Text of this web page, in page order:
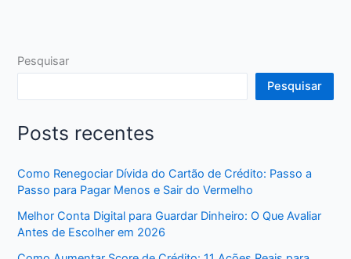
Pesquisar
Pesquisar
Posts recentes
Como Renegociar Dívida do Cartão de Crédito: Passo a
Passo para Pagar Menos e Sair do Vermelho
Melhor Conta Digital para Guardar Dinheiro: O Que Avaliar
Antes de Escolher em 2026